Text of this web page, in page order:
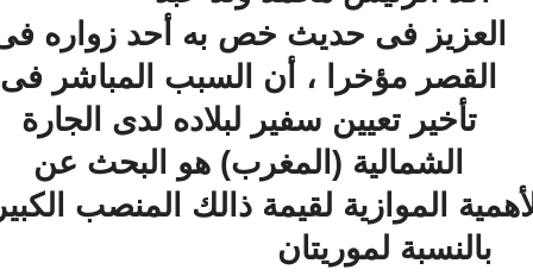
العزيز فى حديث خص به أحد زواره فى
القصر مؤخرا ، أن السبب المباشر فى
تأخير تعيين سفير لبلاده لدى الجارة
الشمالية (المغرب) هو البحث عن
الموازية لقيمة ذالك المنصب الكبير
بالنسبة لموريتان